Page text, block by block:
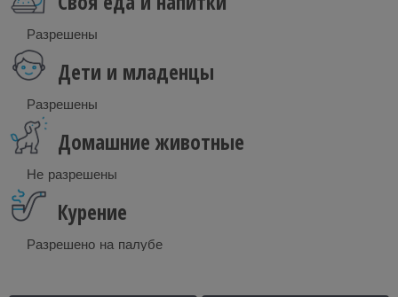
Разрешены
Дети и младенцы
Разрешены
Домашние животные
Не разрешены
Курение
Разрешено на палубе